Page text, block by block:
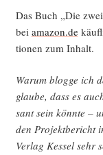
Das Buch „Die
bei amazon.de
tio­nen zum Inhalt.
War­um blog­ge ich
glau­be, dass es
sant sein könn­te –
den Pro­jekt­be­richt
Ver­lag Kes­sel sehr